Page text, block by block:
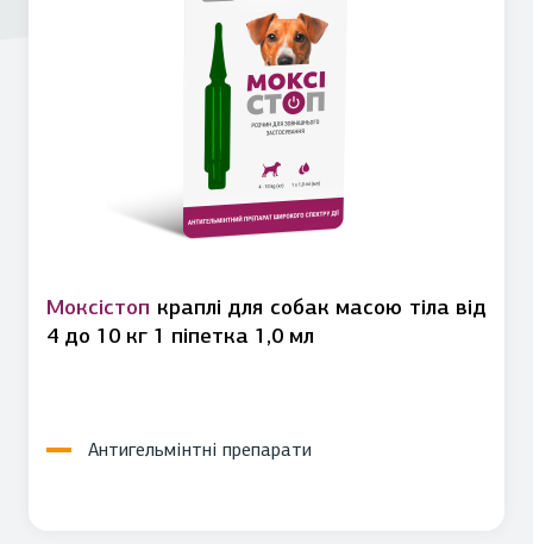
Моксістоп краплі для собак масою тіла від
4 до 10 кг 1 піпетка 1,0 мл
Антигельмінтні препарати